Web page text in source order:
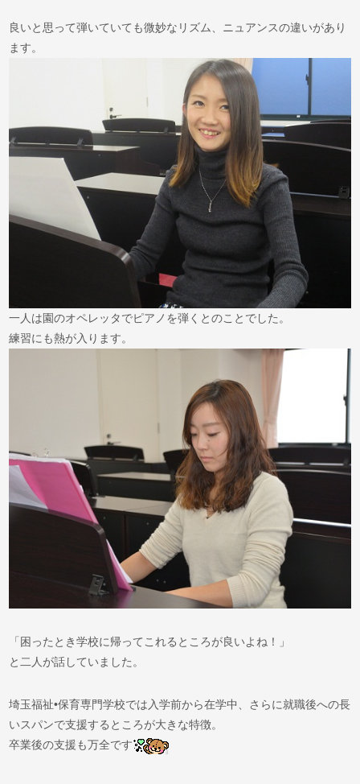
良いと思って弾いていても微妙なリズム、ニュアンスの違いがあり
ます。
一人は園のオペレッタでピアノを弾くとのことでした。
練習にも熱が入ります。
「困ったとき学校に帰ってこれるところが良いよね！」
と二人が話していました。
埼玉福祉•保育専門学校では入学前から在学中、さらに就職後への長
いスパンで支援するところが大きな特徴。
卒業後の支援も万全です